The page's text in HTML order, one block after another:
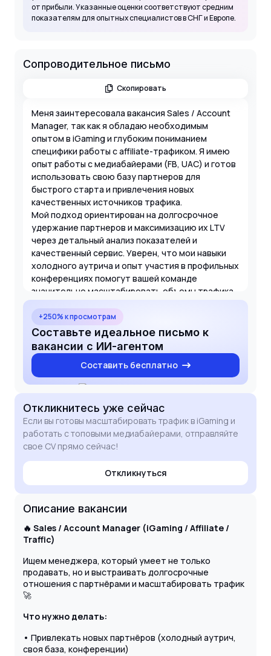
от прибыли. Указанные оценки соответствуют средним
показателям для опытных специалистов в СНГ и Европе.
Сопроводительное письмо
Скопировать
Меня заинтересовала вакансия Sales / Account
Manager, так как я обладаю необходимым
опытом в iGaming и глубоким пониманием
специфики работы с affiliate-трафиком. Я имею
опыт работы с медиабайерами (FB, UAC) и готов
использовать свою базу партнеров для
быстрого старта и привлечения новых
качественных источников трафика.
Мой подход ориентирован на долгосрочное
удержание партнеров и максимизацию их LTV
через детальный анализ показателей и
качественный сервис. Уверен, что мои навыки
холодного аутрича и опыт участия в профильных
конференциях помогут вашей команде
значительно масштабировать объемы трафика.
+250% к просмотрам
Составьте идеальное письмо к
вакансии с ИИ-агентом
Составить бесплатно
Откликнитесь уже сейчас
Если вы готовы масштабировать трафик в iGaming и
работать с топовыми медиабайерами, отправляйте
свое CV прямо сейчас!
Откликнуться
Описание вакансии
🔥 Sales / Account Manager (iGaming / Affiliate /
Traffic)
Ищем менеджера, который умеет не только
продавать, но и выстраивать долгосрочные
отношения с партнёрами и масштабировать трафик
🚀
Что нужно делать:
• Привлекать новых партнёров (холодный аутрич,
своя база, конференции)